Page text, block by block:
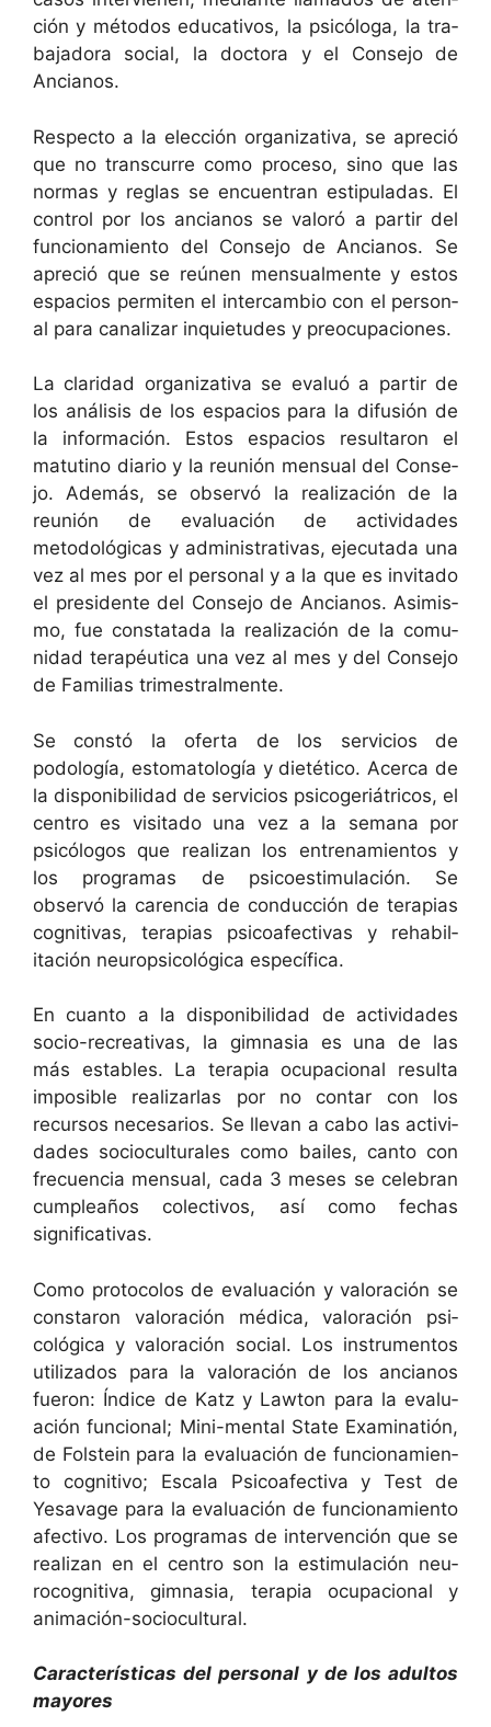
ción y méto­dos educa­tivos, la psicólo­ga, la tra­
ba­jado­ra social, la doc­to­ra y el Con­se­jo de
Ancianos.
Respec­to a la elec­ción orga­ni­za­ti­va, se apre­ció
que no tran­scurre como pro­ce­so, sino que las
nor­mas y reglas se encuen­tran estip­u­ladas. El
con­trol por los ancianos se val­oró a par­tir del
fun­cionamien­to del Con­se­jo de Ancianos. Se
apre­ció que se reú­nen men­su­al­mente y estos
espa­cios per­miten el inter­cam­bio con el per­son­
al para canalizar inqui­etudes y preocupaciones.
La clar­i­dad orga­ni­za­ti­va se eval­uó a par­tir de
los análi­sis de los espa­cios para la difusión de
la infor­ma­ción. Estos espa­cios resul­taron el
matuti­no diario y la reunión men­su­al del Con­se­
jo. Además, se observó la real­ización de la
reunión de eval­u­ación de activi­dades
metodológ­i­cas y admin­is­tra­ti­vas, eje­cu­ta­da una
vez al mes por el per­son­al y a la que es invi­ta­do
el pres­i­dente del Con­se­jo de Ancianos. Asimis­
mo, fue con­stata­da la real­ización de la comu­
nidad ter­apéu­ti­ca una vez al mes y del Con­se­jo
de Famil­ias trimestralmente.
Se con­stó la ofer­ta de los ser­vi­cios de
podología, estom­a­tología y dietéti­co. Acer­ca de
la disponi­bil­i­dad de ser­vi­cios psicoger­iátri­cos, el
cen­tro es vis­i­ta­do una vez a la sem­ana por
psicól­o­gos que real­izan los entre­namien­tos y
los pro­gra­mas de psi­coes­tim­u­lación. Se
observó la caren­cia de con­duc­ción de ter­apias
cog­ni­ti­vas, ter­apias psi­coa­fec­ti­vas y reha­bil­
itación neu­rop­si­cológ­i­ca específica.
En cuan­to a la disponi­bil­i­dad de activi­dades
socio-recre­ati­vas, la gim­na­sia es una de las
más esta­bles. La ter­apia ocu­pa­cional resul­ta
imposi­ble realizarlas por no con­tar con los
recur­sos nece­sar­ios. Se lle­van a cabo las activi­
dades socio­cul­tur­ales como bailes, can­to con
fre­cuen­cia men­su­al, cada 3 meses se cel­e­bran
cumpleaños colec­tivos, así como fechas
significativas.
Como pro­to­co­los de eval­u­ación y val­o­ración se
con­staron val­o­ración médi­ca, val­o­ración psi­
cológ­i­ca y val­o­ración social. Los instru­men­tos
uti­liza­dos para la val­o­ración de los ancianos
fueron: Índice de Katz y Law­ton para la eval­u­
ación fun­cional; Mini-men­tal State Exam­i­natión,
de Fol­stein para la eval­u­ación de fun­cionamien­
to cog­ni­ti­vo; Escala Psi­coa­fec­ti­va y Test de
Yesav­age para la eval­u­ación de fun­cionamien­to
afec­ti­vo. Los pro­gra­mas de inter­ven­ción que se
real­izan en el cen­tro son la estim­u­lación neu­
rocog­ni­ti­va, gim­na­sia, ter­apia ocu­pa­cional y
animación-sociocultural.
Car­ac­terís­ti­cas del per­son­al y de los adul­tos
mayores